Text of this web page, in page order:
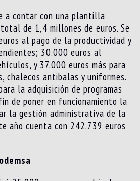
a contar con una plantilla
de 1,4 millones de euros. Se
al pago de la productividad y
30.000 euros al
y 37.000 euros más para
chalecos antibalas y uniformes.
la adquisición de programas
de poner en funcionamiento la
la gestión administrativa de la
año cuenta con 242.739 euros